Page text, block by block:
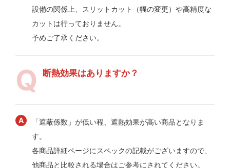
設備の関係上、スリットカット（幅の変更）や高精度な
カットは行っておりません。
予めご了承ください。
断熱効果はありますか？
「遮蔽係数」が低い程、遮熱効果が高い商品となりま
す。
各商品詳細ページにスペックの記載がございますので、
他商品と比較される場合はご参考にされてください。